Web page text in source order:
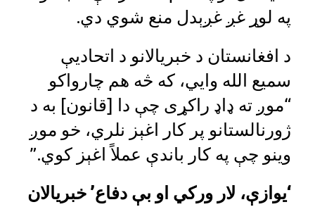
په لوړ غږ غږېدل منع شوي دي.
د افغانستان د خبریالانو د اتحادیې
سمیع الله وايي، که څه هم چارواکو
“موږ ته ډاډ راکړی چې دا [قانون] به د
ژورنالستانو پر کار اغېز نلري، خو موږ
وینو چې په کار باندې عملاً اغېز کوي.”
‘یوازې، لار ورکي او بې دفاع’ خبریالان